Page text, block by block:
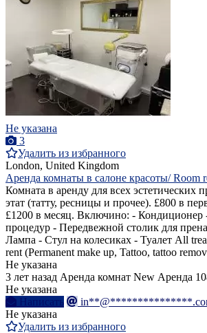
Не указана
3
Удалить из избранного
London, United Kingdom
Аренда комнаты в салоне красоты/ Room
Комната в аренду для всех эстетических
этат (татту, ресницы и прочее). £800 в
£1200 в месяц. Включино: - Кондиционер
процедур - Передвежной столик для
Лампа - Стул на колесиках - Туалет All
rent (Permanent make up, Tattoo, tattoo
Не указана
3 лет назад Аренда комнат New Аренда
Не указана
Написать
Не указана
Удалить из избранного